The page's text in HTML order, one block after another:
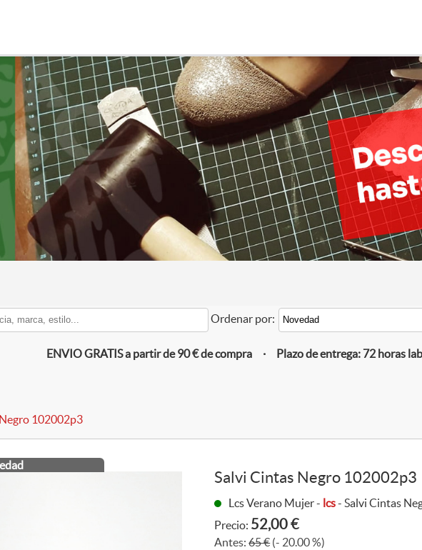
Ordenar por:
ENVIO GRATIS a partir de 90 € de compra · Plazo de entrega: 72 horas
102002p3
Salvi Cintas Negro 102002p3
Lcs Verano Mujer - lcs- Salvi Cintas
Precio: 52,00 €
Antes:65 €(- 20.00 %)